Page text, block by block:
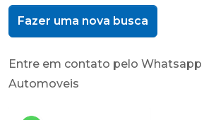
Fazer uma nova busca
Entre em contato pelo Whatsapp
Automoveis